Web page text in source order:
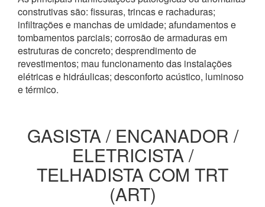
construtivas são: fissuras, trincas e rachaduras;
infiltrações e manchas de umidade; afundamentos e
tombamentos parciais; corrosão de armaduras em
estruturas de concreto; desprendimento de
revestimentos; mau funcionamento das instalações
elétricas e hidráulicas; desconforto acústico, luminoso
e térmico.
GASISTA / ENCANADOR /
ELETRICISTA /
TELHADISTA COM TRT
(ART)